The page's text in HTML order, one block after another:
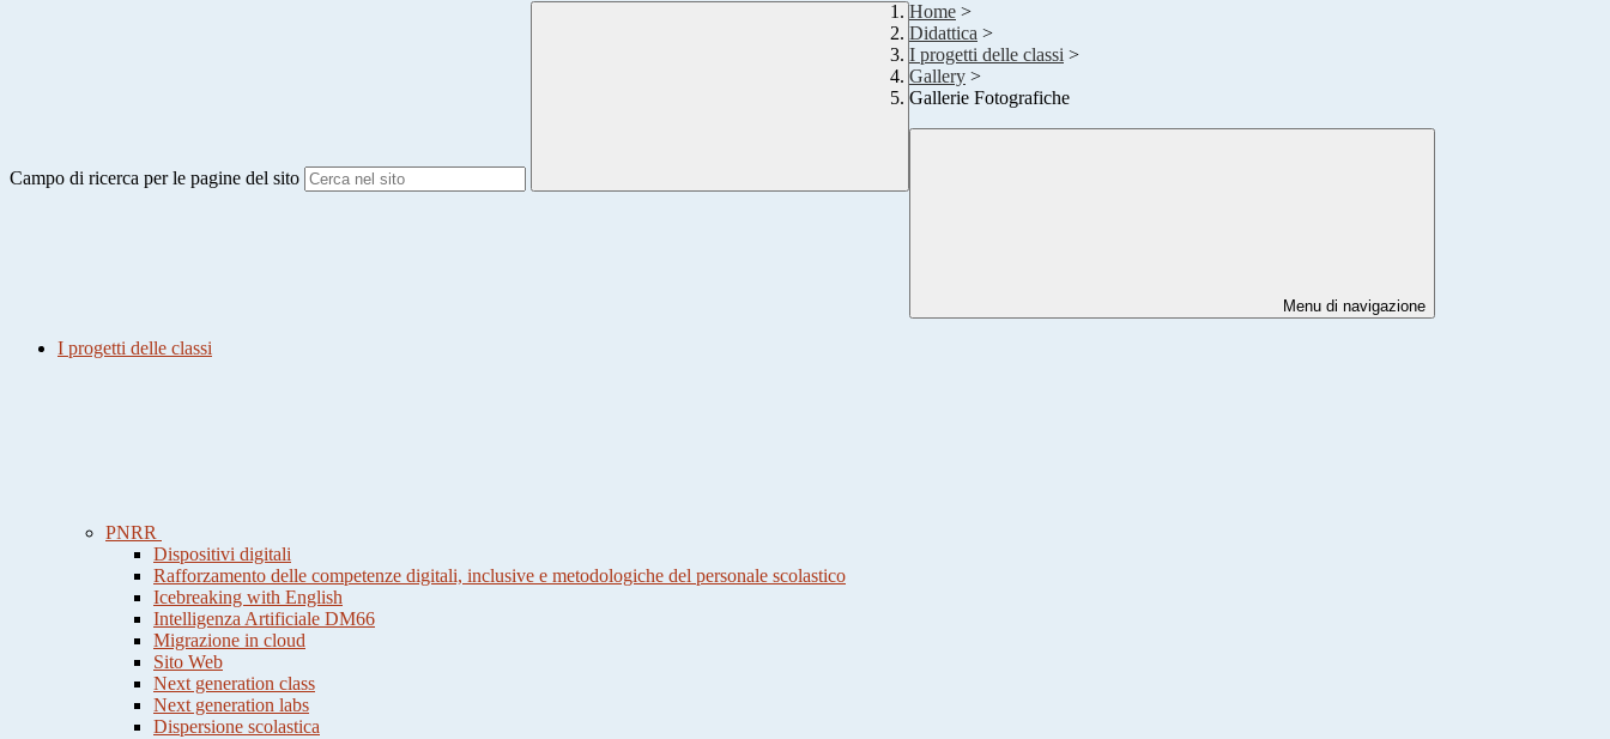
Campo di ricerca per le pagine del sito
Home >
Didattica >
I progetti delle classi >
Gallery >
Gallerie Fotografiche
Menu di navigazione
I progetti delle classi
PNRR
Dispositivi digitali
Rafforzamento delle competenze digitali, inclusive e metodologiche del personale scolastico
Icebreaking with English
Intelligenza Artificiale DM66
Migrazione in cloud
Sito Web
Next generation class
Next generation labs
Dispersione scolastica